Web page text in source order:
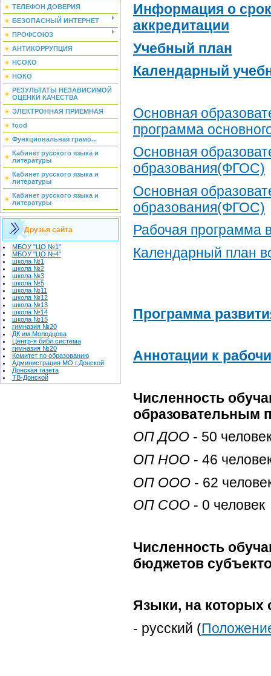
ТЕЛЕФОН ДОВЕРИЯ
БЕЗОПАСНЫЙ ИНТЕРНЕТ
ПРОФСОЮЗ
АНТИКОРРУПЦИЯ
НСОКО
НОКО
РЕЗУЛЬТАТЫ НЕЗАВИСИМОЙ
ОЦЕНКИ КАЧЕСТВА
ЭЛЕКТРОННАЯ ПРИЕМНАЯ
food
Функциональная грамо...
Кабинет русского языка и
литературы
Кабинет русского языка и
литературы
Кабинет русского языка и
литературы
Друзья сайта
МБОУ "ЦО №1"
МБОУ "ЦО №4"
школа №1
школа №2
школа №3
школа №5
школа №11
школа №12
школа №13
школа №14
школа №15
гимназия №20
ДК им.Молодцова
Центр-я библ.система
гимназия №20
Комитет по образованию
Администрация МО г.Донской
Донская газета
ТВ-Донской
Информация о
аккредитации
Учебный план
Календарный
Основная
программа
Основная
образования(ФГОС)
Основная
образования(ФГОС)
Рабочая программа
Календарный план
Программа
Аннотации к
Численность
образовательным
ОП ДОО - 50
ОП НОО - 46
ОП ООО - 62
ОП СОО - 0 человек
Численность
бюджетов
Языки, на которых
- русский (